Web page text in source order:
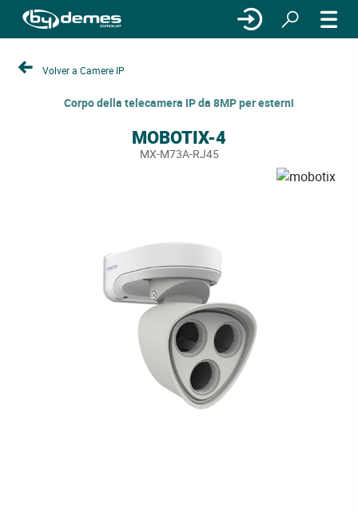
Volver a Camere IP
Corpo della telecamera IP da 8MP per esterni
MOBOTIX-4
MX-M73A-RJ45